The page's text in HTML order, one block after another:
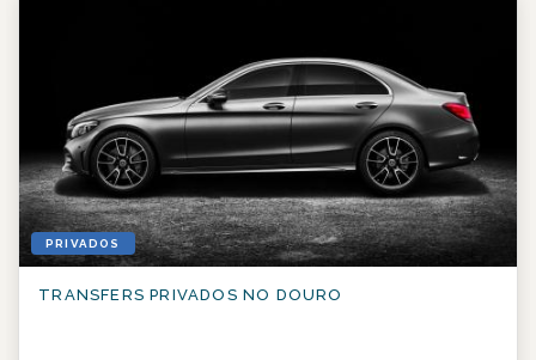
PRIVADOS
TRANSFERS PRIVADOS NO DOURO